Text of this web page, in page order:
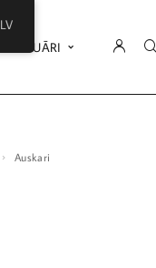
AKSESUĀRI
Auskari
LV